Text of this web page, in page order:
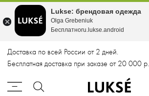
Доставка по всей России от 2 дней.
Бесплатная доставка при заказе от 20 000 р.
Lukse: брендовая одежда
Olga Grebeniuk
Бесплатноru.lukse.android